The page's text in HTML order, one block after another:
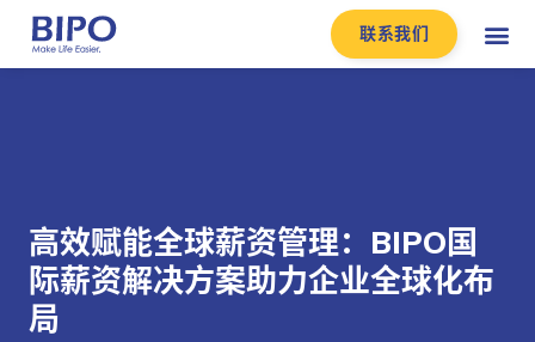
联系我们
高效赋能全球薪资管理：BIPO国
际薪资解决方案助力企业全球化布
局